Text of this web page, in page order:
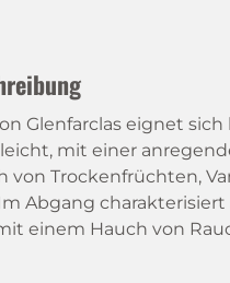
Glenfarclas eignet
mit einer
von Trockenfrüchten,
Abgang
einem Hauch von